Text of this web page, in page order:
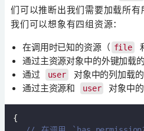
们可以推断出我们需要加载所有
我们可以想象有四组资源：
在调用时已知的资源（ file
通过主资源对象中的外键加载
通过
user
对象中的列加载的
通过主资源和
user 对象中
{